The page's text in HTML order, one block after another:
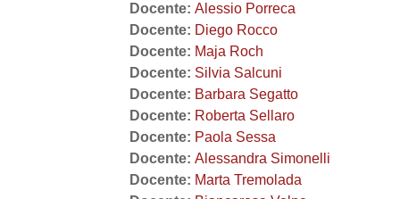
Docente: Alessio Porreca
Docente: Diego Rocco
Docente: Maja Roch
Docente: Silvia Salcuni
Docente: Barbara Segatto
Docente: Roberta Sellaro
Docente: Paola Sessa
Docente: Alessandra Simonelli
Docente: Marta Tremolada